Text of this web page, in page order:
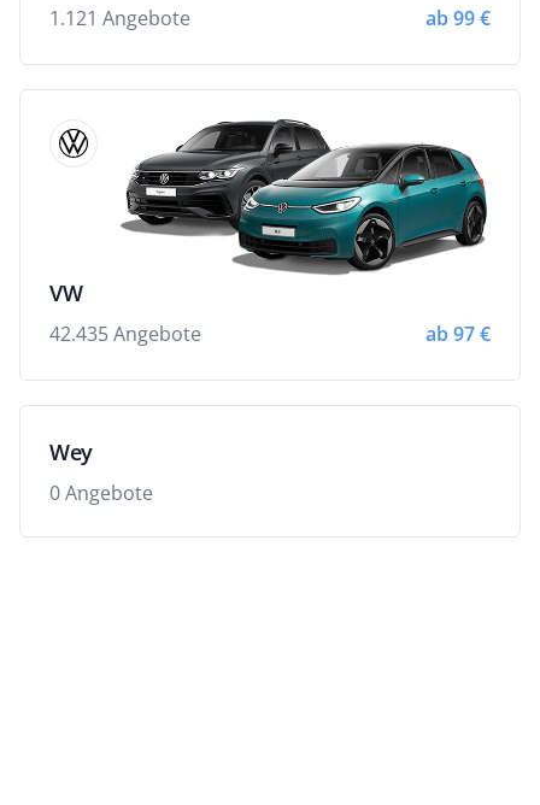
1.121 Angebote ab 99 €
VW
42.435 Angebote ab 97 €
Wey
0 Angebote